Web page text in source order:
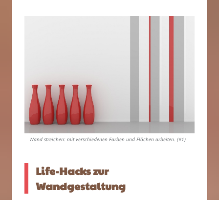
Wand streichen: mit verschiedenen Farben und Flächen arbeiten. (#1)
Life-Hacks zur
Wandgestaltung